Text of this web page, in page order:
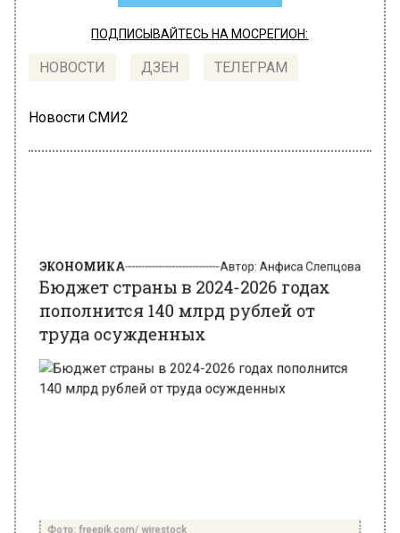
ПОДПИСЫВАЙТЕСЬ НА МОСРЕГИОН:
НОВОСТИ ДЗЕН ТЕЛЕГРАМ
Новости СМИ2
пополнится 140 млрд рублей от
труда осужденных